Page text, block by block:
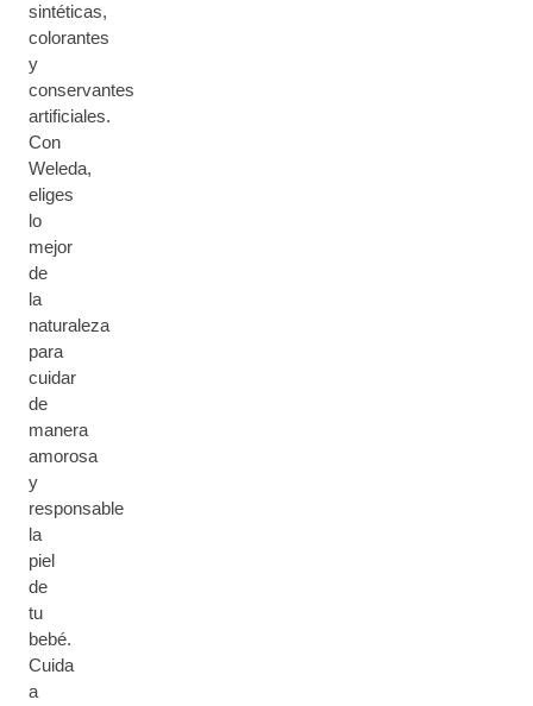
sintéticas,
colorantes
y
conservantes
artificiales.
Con
Weleda,
eliges
lo
mejor
de
la
naturaleza
para
cuidar
de
manera
amorosa
y
responsable
la
piel
de
tu
bebé.
Cuida
a